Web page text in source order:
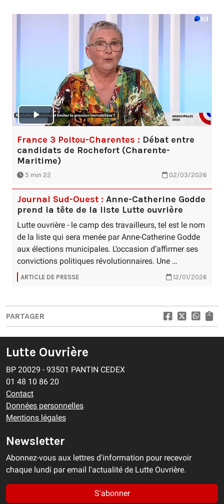
France 3 Poitou-Charentes : Débat entre
candidats de Rochefort (Charente-
Maritime)
5 min 22 02/03/2026
Journal Sud-Ouest : Anne-Catherine Godde
prend la tête de la liste Lutte ouvrière
Lutte ouvrière - le camp des travailleurs, tel est le nom
de la liste qui sera menée par Anne-Catherine Godde
aux élections municipales. L’occasion d’affirmer ses
convictions politiques révolutionnaires. Une …
ARTICLE DE PRESSE 12/01/2026
PARTAGER
Lutte Ouvrière
BP 20029 - 93501 PANTIN CEDEX
01 48 10 86 20
Contact
Données personnelles
Mentions légales
Newsletter
Abonnez-vous aux lettres d'information pour recevoir
chaque lundi par email l'actualité de Lutte Ouvrière.
S'abonner